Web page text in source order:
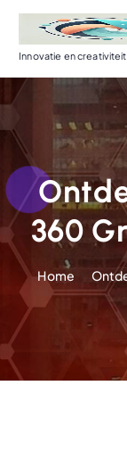
d
n
Innovatie en
360
Home